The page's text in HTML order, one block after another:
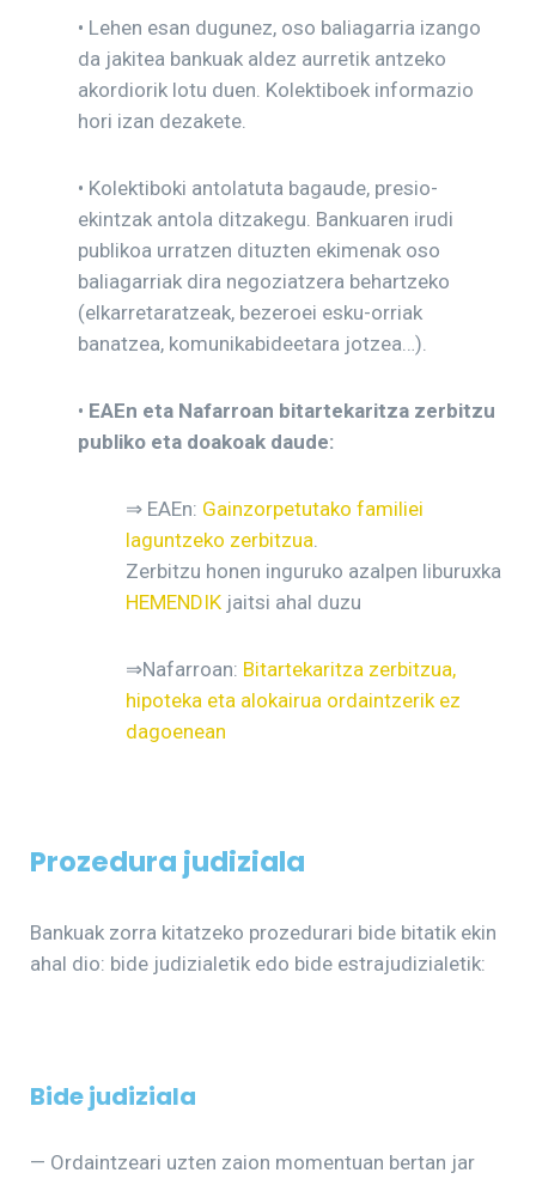
• Lehen esan dugunez, oso baliagarria izango
da jakitea bankuak aldez aurretik antzeko
akordiorik lotu duen. Kolektiboek informazio
hori izan dezakete.
• Kolektiboki antolatuta bagaude, presio-
ekintzak antola ditzakegu. Bankuaren irudi
publikoa urratzen dituzten ekimenak oso
baliagarriak dira negoziatzera behartzeko
(elkarretaratzeak, bezeroei esku-orriak
banatzea, komunikabideetara jotzea…).
• EAEn eta Nafarroan bitartekaritza zerbitzu
publiko eta doakoak daude:
⇒ EAEn: Gainzorpetutako familiei
laguntzeko zerbitzua
Zerbitzu honen inguruko azalpen liburuxka
HEMENDIK jaitsi ahal duzu
⇒Nafarroan: Bitartekaritza zerbitzua,
hipoteka eta alokairua ordaintzerik ez
dagoenean
Prozedura judiziala
Bankuak zorra kitatzeko prozedurari bide bitatik ekin
ahal dio: bide judizialetik edo bide estrajudizialetik:
Bide judiziala
— Ordaintzeari uzten zaion momentuan bertan jar